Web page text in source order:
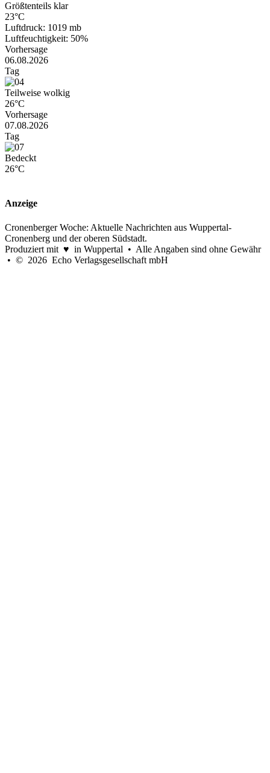
Größtenteils klar
23°C
Luftdruck: 1019 mb
Luftfeuchtigkeit: 50%
Vorhersage
06.08.2026
Tag
Teilweise wolkig
26°C
Vorhersage
07.08.2026
Tag
Bedeckt
26°C
Anzeige
Cronenberger Woche: Aktuelle Nachrichten aus Wuppertal-
Cronenberg und der oberen Südstadt.
Produziert mit ♥ in Wuppertal • Alle Angaben sind ohne Gewähr
• © 2026 Echo Verlagsgesellschaft mbH